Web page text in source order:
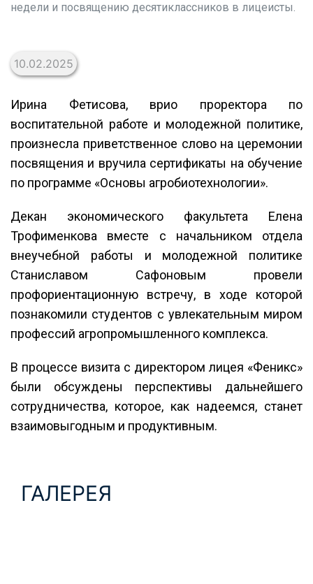
недели и посвящению десятиклассников в лицеисты.
10.02.2025
Ирина Фетисова, врио проректора по
воспитательной работе и молодежной политике,
произнесла приветственное слово на церемонии
посвящения и вручила сертификаты на обучение
по программе «Основы агробиотехнологии».
Декан экономического факультета Елена
Трофименкова вместе с начальником отдела
внеучебной работы и молодежной политике
Станиславом Сафоновым провели
профориентационную встречу, в ходе которой
познакомили студентов с увлекательным миром
профессий агропромышленного комплекса.
В процессе визита с директором лицея «Феникс»
были обсуждены перспективы дальнейшего
сотрудничества, которое, как надеемся, станет
взаимовыгодным и продуктивным.
ГАЛЕРЕЯ